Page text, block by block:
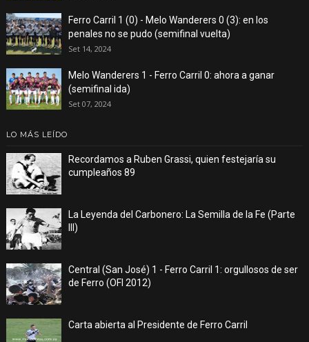
Ferro Carril 1 (0) - Melo Wanderers 0 (3): en los
penales no se pudo (semifinal vuelta)
Set 14, 2024
Melo Wanderers 1 - Ferro Carril 0: ahora a ganar
(semifinal ida)
Set 07, 2024
LO MÁS LEÍDO
Recordamos a Ruben Grassi, quien festejaría su
cumpleaños 89
La Leyenda del Carbonero: La Semilla de la Fe (Parte
III)
Central (San José) 1 - Ferro Carril 1: orgullosos de ser
de Ferro (OFI 2012)
Carta abierta al Presidente de Ferro Carril